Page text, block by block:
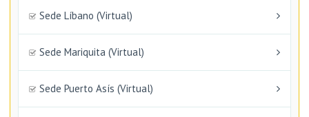
Sede Líbano (Virtual)
Sede Mariquita (Virtual)
Sede Puerto Asís (Virtual)